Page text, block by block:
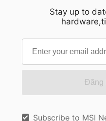
Stay up to
Đăng
Subscribe to MSI